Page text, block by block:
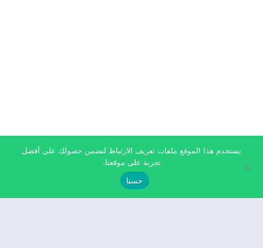
يستخدم هذا الموقع ملفات تعريف الارتباط لنضمن حصولك على أفضل
تجربة على موقعنا.
حسنا